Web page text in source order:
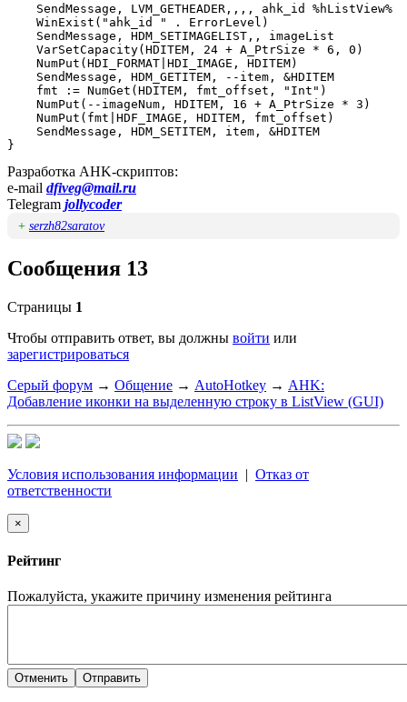
    SendMessage, LVM_GETHEADER,,,, ahk_id %hListView%
    WinExist("ahk_id " . ErrorLevel)
    SendMessage, HDM_SETIMAGELIST,, imageList
    VarSetCapacity(HDITEM, 24 + A_PtrSize * 6, 0)
    NumPut(HDI_FORMAT|HDI_IMAGE, HDITEM)
    SendMessage, HDM_GETITEM, --item, &HDITEM
    fmt := NumGet(HDITEM, fmt_offset, "Int")
    NumPut(--imageNum, HDITEM, 16 + A_PtrSize * 3)
    NumPut(fmt|HDF_IMAGE, HDITEM, fmt_offset)
    SendMessage, HDM_SETITEM, item, &HDITEM
}
Разработка AHK-скриптов:
e-mail dfiveg@mail.ru
Telegram jollycoder
+ serzh82saratov
Сообщения 13
Страницы 1
Чтобы отправить ответ, вы должны войти или
зарегистрироваться
Серый форум → Общение → AutoHotkey → AHK:
Добавление иконки на выделенную строку в ListView (GUI)
Условия использования информации | Отказ от
ответственности
×
Рейтинг
Пожалуйста, укажите причину изменения рейтинга
Отменить Отправить